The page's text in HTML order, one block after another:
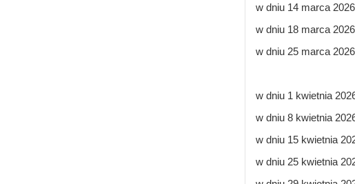
w dniu 14 marca
w dniu 18 marca
w dniu 25 marca
w dniu 1 kwietnia
w dniu 8 kwietnia
w dniu 15 kwietnia
w dniu 25 kwietnia